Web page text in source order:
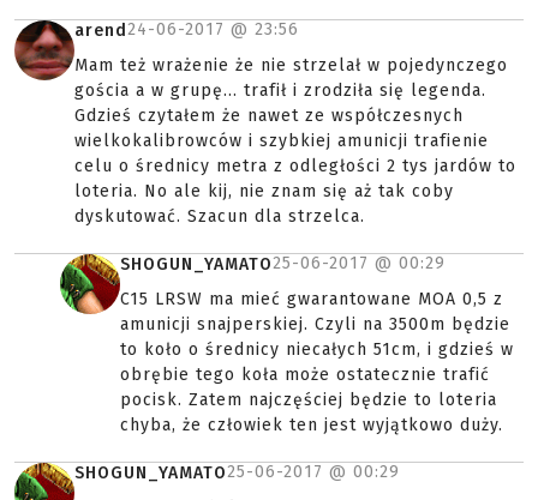
arend24-06-2017 @ 23:56
Mam też wrażenie że nie strzelał w pojedynczego
gościa a w grupę... trafił i zrodziła się legenda.
Gdzieś czytałem że nawet ze współczesnych
wielkokalibrowców i szybkiej amunicji trafienie
celu o średnicy metra z odległości 2 tys jardów to
loteria. No ale kij, nie znam się aż tak coby
dyskutować. Szacun dla strzelca.
SHOGUN_YAMATO25-06-2017 @ 00:29
C15 LRSW ma mieć gwarantowane MOA 0,5 z
amunicji snajperskiej. Czyli na 3500m będzie
to koło o średnicy niecałych 51cm, i gdzieś w
obrębie tego koła może ostatecznie trafić
pocisk. Zatem najczęściej będzie to loteria
chyba, że człowiek ten jest wyjątkowo duży.
SHOGUN_YAMATO25-06-2017 @ 00:29